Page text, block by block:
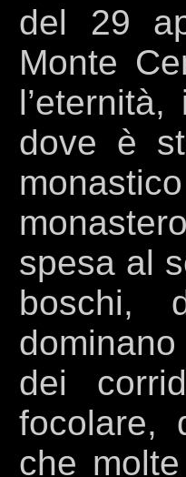
del 29
Monte
dove è
spesa al
boschi,
dei
focolare,
che